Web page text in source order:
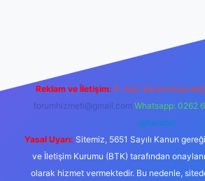
Reklam ve İletişim: E-mail:
forumhizmeti@gmail.com Whatsapp: 0262
@karabul
Yasal Uyarı: Sitemiz, 5651 Sayılı Kanun
ve İletişim Kurumu (BTK) tarafından
olarak hizmet vermektedir. Bu nedenle,